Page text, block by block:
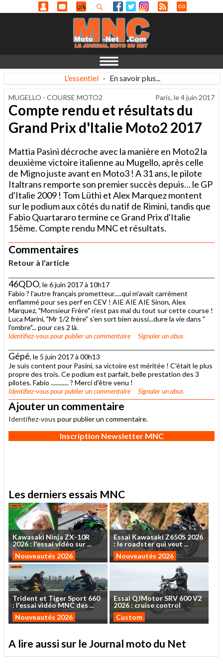
L'essentiel - En savoir plus...
MUGELLO - COURSE MOTO2 Paris, le4 juin 2017
Compte rendu et résultats du
Grand Prix d'Italie Moto2 2017
Mattia Pasini décroche avec la manière en Moto2 la
deuxième victoire italienne au Mugello, après celle
de Migno juste avant en Moto3 ! A 31 ans, le pilote
Italtrans remporte son premier succès depuis… le GP
d'Italie 2009 ! Tom Lüthi et Alex Marquez montent
sur le podium aux côtés du natif de Rimini, tandis que
Fabio Quartararo termine ce Grand Prix d'Italie
15ème. Compte rendu MNC et résultats.
Commentaires
Retour à l'article
46QDO, le 6 juin 2017 à 10h17
Fabio ? l'autre français prometteur.....qui m'avait carrément
enflammé pour ses perf en CEV ! AIE AIE AIE Sinon, Alex
Marquez, "Monsieur Frère" n'est pas mal du tout sur cette course !
Luca Marini, "Mr 1/2 frère" s'en sort bien aussi...dure la vie dans "
l'ombre"... pour ces 2 là.
Identifiez-vouspour publier un commentaire Signaler un abus
Gépé, le 5 juin 2017 à 00h13
Je suis content pour Pasini, sa victoire est méritée ! C'était le plus
propre des trois. Ce podium est parfait, belle prestation des 3
pilotes. Fabio ............ ? Merci d'être venu !
Identifiez-vouspour publier un commentaire Signaler un abus
Ajouter un commentaire
Identifiez-vous pour publier un commentaire.
Inscription Newsletter MNC
Les derniers essais MNC
Kawasaki NinjaZX-10R
2026: l'essaividéo sur...
Nouveautés 2026
Essai KawasakiZ650S 2026
: le roadsterquiveut ...
Nouveautés 2026
Trident et TigerSport 660
: l'essaividéoMNCdes...
Nouveautés 2026
EssaiQJMotorSRV 600V2
2026 : cruise control
Custom
A lire aussi sur le Journal moto du Net